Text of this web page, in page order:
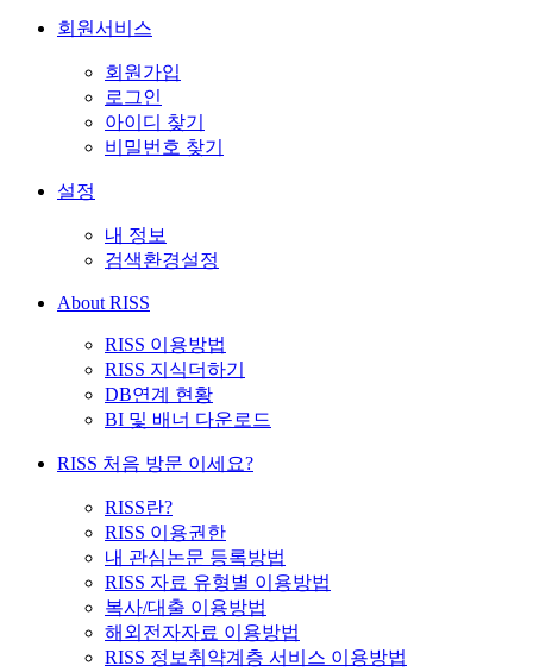
회원서비스
회원가입
로그인
아이디 찾기
비밀번호 찾기
설정
내 정보
검색환경설정
About RISS
RISS 이용방법
RISS 지식더하기
DB연계 현황
BI 및 배너 다운로드
RISS 처음 방문 이세요?
RISS란?
RISS 이용권한
내 관심논문 등록방법
RISS 자료 유형별 이용방법
복사/대출 이용방법
해외전자자료 이용방법
RISS 정보취약계층 서비스 이용방법